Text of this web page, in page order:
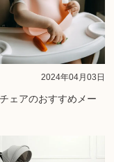
2024年04月03日
ェアのおすすめメー